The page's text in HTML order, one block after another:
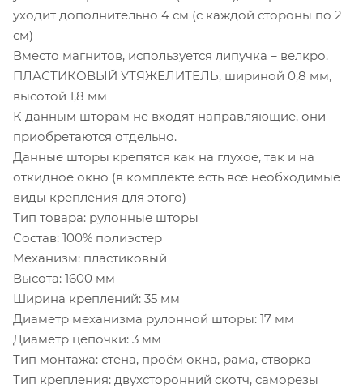
уходит дополнительно 4 см (с каждой стороны по 2
см)
Вместо магнитов, используется липучка – велкро.
ПЛАСТИКОВЫЙ УТЯЖЕЛИТЕЛЬ, шириной 0,8 мм,
высотой 1,8 мм
К данным шторам не входят направляющие, они
приобретаются отдельно.
Данные шторы крепятся как на глухое, так и на
откидное окно (в комплекте есть все необходимые
виды крепления для этого)
Тип товара: рулонные шторы
Состав: 100% полиэстер
Механизм: пластиковый
Высота: 1600 мм
Ширина креплений: 35 мм
Диаметр механизма рулонной шторы: 17 мм
Диаметр цепочки: 3 мм
Тип монтажа: стена, проём окна, рама, створка
Тип крепления: двухсторонний скотч, саморезы